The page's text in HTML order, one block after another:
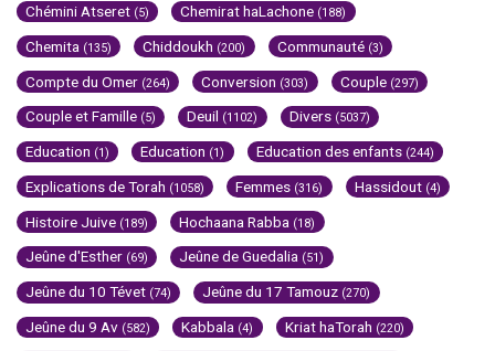
Chémini Atseret (5) Chemirat haLachone (188)
Chemita (135) Chiddoukh (200) Communauté (3)
Compte du Omer (264) Conversion (303) Couple (297)
Couple et Famille (5) Deuil (1102) Divers (5037)
Education (1) Education (1) Education des enfants (244)
Explications de Torah (1058) Femmes (316) Hassidout (4)
Histoire Juive (189) Hochaana Rabba (18)
Jeûne d'Esther (69) Jeûne de Guedalia (51)
Jeûne du 10 Tévet (74) Jeûne du 17 Tamouz (270)
Jeûne du 9 Av (582) Kabbala (4) Kriat haTorah (220)